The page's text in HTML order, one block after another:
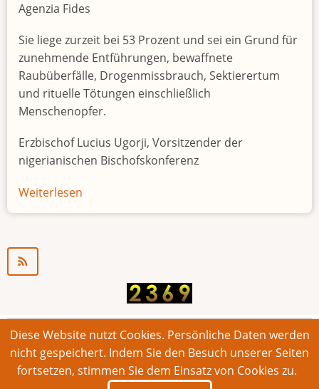
Agenzia Fides
Sie liege zurzeit bei 53 Prozent und sei ein Grund für
zunehmende Entführungen, bewaffnete
Raubüberfälle, Drogenmissbrauch, Sektierertum
und rituelle Tötungen einschließlich
Menschenopfer.
Erzbischof Lucius Ugorji, Vorsitzender der
nigerianischen Bischofskonferenz
Weiterlesen
Jugendarbeitslosigkeit
© 2026 Bonner Aufruf. Alle Rechte vorbehalten.
Footer
Impressum Kontakt Intern
Diese Website nutzt Cookies. Persönliche Daten werden
nicht gespeichert. Indem Sie den Besuch unserer Seiten
fortsetzen, stimmen Sie dem Einsatz von Cookies zu.